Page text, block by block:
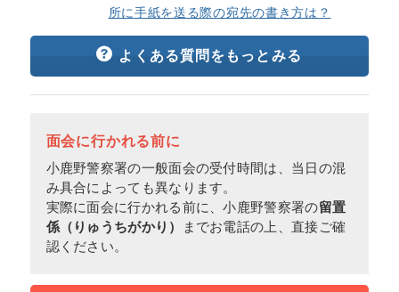
所に手紙を送る際の宛先の書き方は？
よくある質問をもっとみる
面会に行かれる前に
小鹿野警察署の一般面会の受付時間は、当日の混
み具合によっても異なります。
実際に面会に行かれる前に、小鹿野警察署の留置
係（りゅうちがかり）
までお電話の上、直接ご確
認ください。